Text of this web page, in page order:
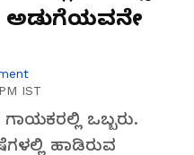
ಅಡುಗೆಯವನೇ
IST
ಗಾಯಕರಲ್ಲಿ ಒಬ್ಬರು.
ಹಾಡಿರುವ